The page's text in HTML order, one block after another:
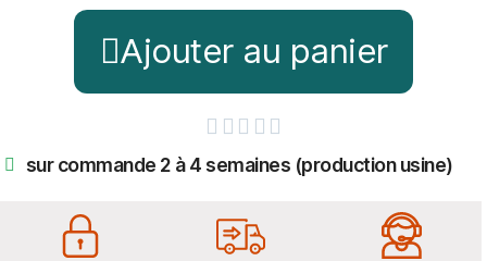
Ajouter au panier
    
sur commande 2 à 4 semaines (production usine)